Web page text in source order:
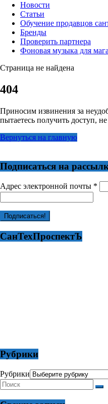
Новости
Статьи
Обучение продавцов
Бренды
Проверить партнера
Фоновая музыка для
Страница не найдена
404
Приносим извинения за
пытаетесь получить доступ,
Вернуться на главную
Подписаться на
Адрес электронной почты *
СанТехПроспектЪ
Рубрики
Рубрики